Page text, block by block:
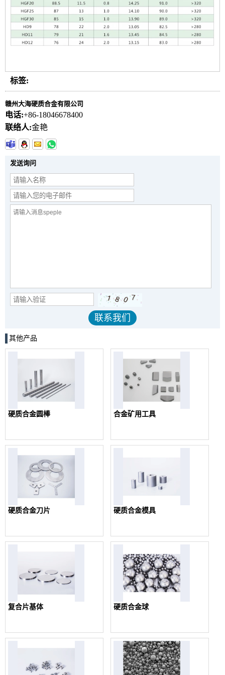
标签:
赣州大海硬质合金有限公司
电话:+86-18046678400
联络人:金艳
发送询问
其他产品
硬质合金圆棒 合金矿用工具
硬质合金刀片 硬质合金模具
复合片基体 硬质合金球